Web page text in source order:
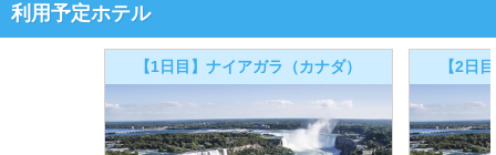
利用予定ホテル
【1日目】ナイアガラ（カナダ） 【2日